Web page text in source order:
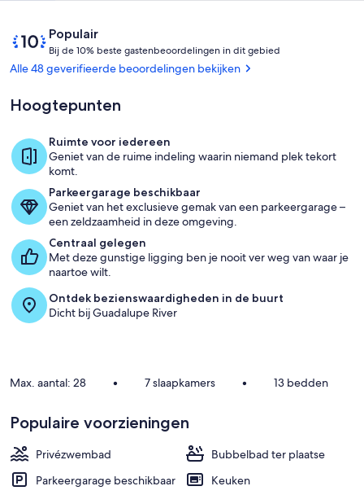
Privékeuken
Beoordelingen
Populair
10
van
10,
onder
gasten
Bij de 10% beste gastenbeoordelingen in dit gebied
1
0
b
t
e
b
d
Alle 48 geverifieerde beoordelingen bekijken
Hoogtepunten
Ruimte voor iedereen
Geniet van de ruime indeling waarin niemand plek tekort
komt.
Parkeergarage beschikbaar
Geniet van het exclusieve gemak van een parkeergarage –
een zeldzaamheid in deze omgeving.
Centraal gelegen
Met deze gunstige ligging ben je nooit ver weg van waar je
naartoe wilt.
Ontdek bezienswaardigheden in de buurt
Dicht bij Guadalupe River
Max. aantal: 28 • 7 slaapkamers • 13 bedden
Populaire voorzieningen
Privézwembad
Bubbelbad ter plaatse
Parkeergarage beschikbaar
Keuken